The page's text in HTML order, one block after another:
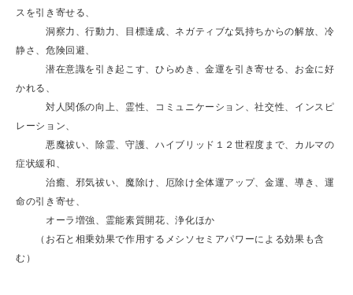
スを引き寄せる、
洞察力、行動力、目標達成、ネガティブな気持ちからの解放、冷
静さ、危険回避、
潜在意識を引き起こす、ひらめき、金運を引き寄せる、お金に好
かれる、
対人関係の向上、霊性、コミュニケーション、社交性、インスピ
レーション、
悪魔祓い、除霊、守護、ハイブリッド１２世程度まで、カルマの
症状緩和、
治癒、邪気祓い、魔除け、厄除け全体運アップ、金運、導き、運
命の引き寄せ、
オーラ増強、霊能素質開花、浄化ほか
（お石と相乗効果で作用するメシソセミアパワーによる効果も含
む）